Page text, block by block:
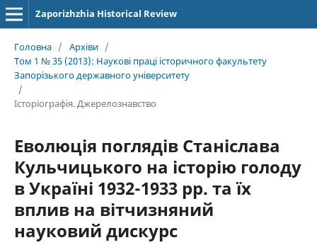
Zaporizhzhia Historical Review
Головна / Архіви /
Том 1 № 35 (2013): Наукові праці історичного факультету
Запорізького державного університету
/
Історіографія. Джерелознавство
Еволюція поглядів Станіслава
Кульчицького на історію голоду
в Україні 1932-1933 рр. та їх
вплив на вітчизняний
науковий дискурс